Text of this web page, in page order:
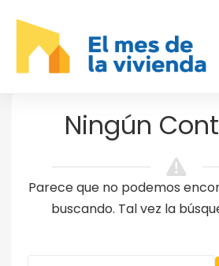
Ningún
Parece que no podemos
buscando. Tal vez la